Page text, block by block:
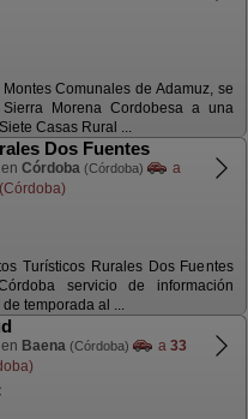
Comunales de Adamuz, se
Morena Cordobesa a una
Casas Rural ...
Dos Fuentes
Córdoba (Córdoba)
a
Turísticos Rurales Dos Fuentes
servicio de información
temporada al ...
Baena (Córdoba) a 33